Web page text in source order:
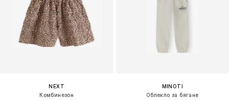
NEXT
Комбинезон
MINOTI
Облекло за бягане